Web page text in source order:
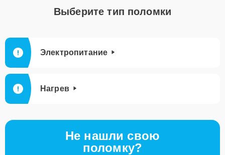
Выберите тип поломки
Электропитание
Нагрев
Не нашли свою
поломку?